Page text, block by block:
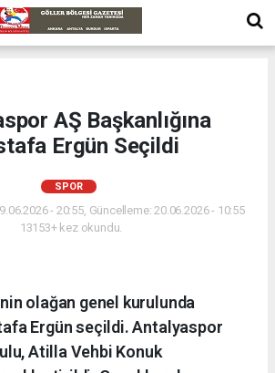
AŞ Başkanlığına
Ergün Seçildi
SPOR
- 20:55, Güncelleme: 20.06.2026 - 10:55
13153+ kez okundu.
olağan genel kurulunda
Ergün seçildi. Antalyaspor
Atilla Vehbi Konuk